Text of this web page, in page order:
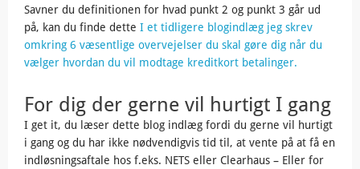
Savner du definitionen for hvad punkt 2 og punkt 3 går ud
på, kan du finde dette I et tidligere blogindlæg jeg skrev
omkring 6 væsentlige overvejelser du skal gøre dig når du
vælger hvordan du vil modtage kreditkort betalinger.
For dig der gerne vil hurtigt I gang
I get it, du læser dette blog indlæg fordi du gerne vil hurtigt
i gang og du har ikke nødvendigvis tid til, at vente på at få en
indløsningsaftale hos f.eks. NETS eller Clearhaus – Eller for